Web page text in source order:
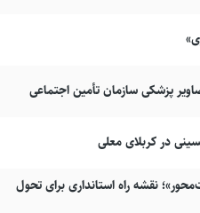
پزشکی سازمان تأمین اجتماعی
در کربلای معلی
نقشه راه استانداری برای تحول